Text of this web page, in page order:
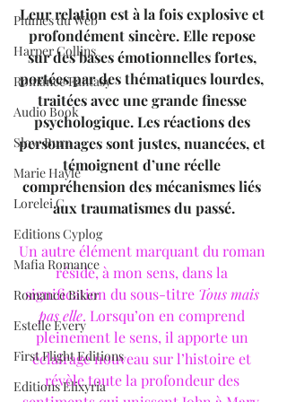
Plumes du Web
Harper Collins
Romance Fantasy
Audio Book
Slow Burn
Marie Hayle
Lorelei C.
Editions Cyplog
Mafia Romance
Romance Biker
Estelle Every
First Flight Editions
Editions Elixyria
Leur relation est à la fois explosive et
profondément sincère. Elle repose
sur des bases émotionnelles fortes,
portées par des thématiques lourdes,
traitées avec une grande finesse
psychologique. Les réactions des
personnages sont justes, nuancées, et
témoignent d’une réelle
compréhension des mécanismes liés
aux traumatismes du passé.
Un autre élément marquant du roman
réside, à mon sens, dans la
signification du sous-titre Tous mais
pas elle. Lorsqu’on en comprend
pleinement le sens, il apporte un
éclairage nouveau sur l’histoire et
révèle toute la profondeur des